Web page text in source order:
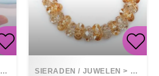
ARMBANDENSIERADEN / JUWELEN >